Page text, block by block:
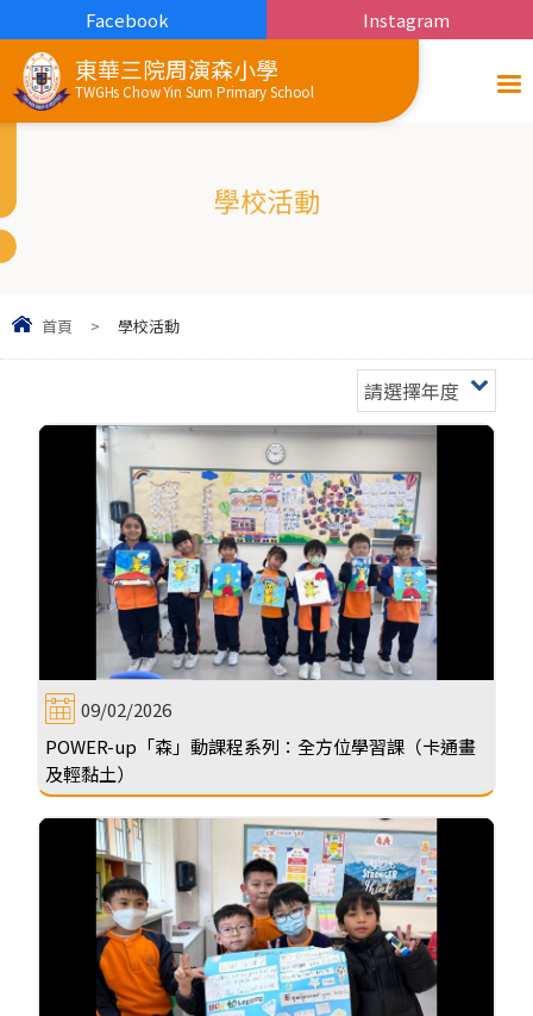
東華三院周演森小學
TWGHs Chow Yin Sum Primary School
Facebook Instagram
學校活動
首頁 > 學校活動
請選擇年度
09/02/2026
POWER-up「森」動課程系列：全方位學習課（卡通畫
及輕黏土）